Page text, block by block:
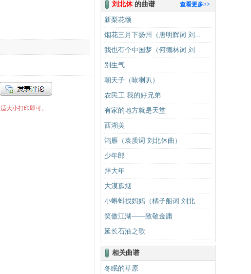
大小打印即可。
查看更多>>
刘北休的曲谱
新梨花颂
烟花三月下扬州（唐明辉词 刘...
我也有个中国梦（何德林词 刘...
别生气
朝天子（咏喇叭）
农民工 我的好兄弟
有家的地方就是天堂
西湖美
鸿雁（袁质词 刘北休曲）
少年郎
拜大年
大漠孤烟
小蝌蚪找妈妈（橘子船词 刘北...
笑傲江湖——致敬金庸
延长石油之歌
相关曲谱
冬眠的草原